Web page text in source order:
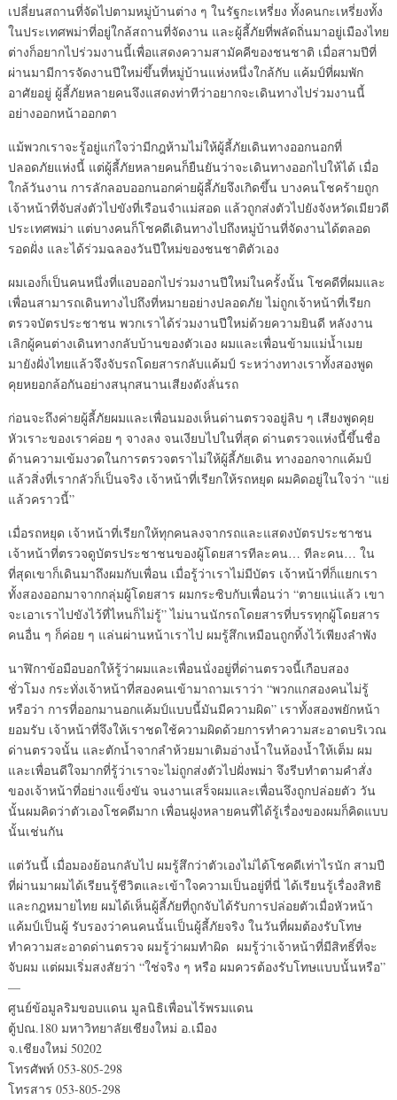
เปลี่ยนสถานที่จัดไปตามหมู่บ้านต่าง ๆ ในรัฐกะเหรี่ยง ทั้งคนกะเหรี่ยงทั้ง
ในประเทศพม่าที่อยู่ใกล้สถานที่จัดงาน และผู้ลี้ภัยที่พลัดถิ่นมาอยู่เมืองไทย
ต่างก็อยากไปร่วมงานนี้เพื่อแสดงความสามัคคีของชนชาติ เมื่อสามปีที่
ผ่านมามีการจัดงานปีใหม่ขึ้นที่หมู่บ้านแห่งหนึ่งใกล้กับ แค้มป์ที่ผมพัก
อาศัยอยู่ ผู้ลี้ภัยหลายคนจึงแสดงท่าทีว่าอยากจะเดินทางไปร่วมงานนี้
อย่างออกหน้าออกตา
แม้พวกเราจะรู้อยู่แก่ใจว่ามีกฎห้ามไม่ให้ผู้ลี้ภัยเดินทางออกนอกที่
ปลอดภัยแห่งนี้ แต่ผู้ลี้ภัยหลายคนก็ยืนยันว่าจะเดินทางออกไปให้ได้ เมื่อ
ใกล้วันงาน การลักลอบออกนอกค่ายผู้ลี้ภัยจึงเกิดขึ้น บางคนโชคร้ายถูก
เจ้าหน้าที่จับส่งตัวไปขังที่เรือนจำแม่สอด แล้วถูกส่งตัวไปยังจังหวัดเมียวดี
ประเทศพม่า แต่บางคนก็โชคดีเดินทางไปถึงหมู่บ้านที่จัดงานได้ตลอด
รอดฝั่ง และได้ร่วมฉลองวันปีใหม่ของชนชาติตัวเอง
ผมเองก็เป็นคนหนึ่งที่แอบออกไปร่วมงานปีใหม่ในครั้งนั้น โชคดีที่ผมและ
เพื่อนสามารถเดินทางไปถึงที่หมายอย่างปลอดภัย ไม่ถูกเจ้าหน้าที่เรียก
ตรวจบัตรประชาชน พวกเราได้ร่วมงานปีใหม่ด้วยความยินดี หลังงาน
เลิกผู้คนต่างเดินทางกลับบ้านของตัวเอง ผมและเพื่อนข้ามแม่น้ำเมย
มายังฝั่งไทยแล้วจึงจับรถโดยสารกลับแค้มป์ ระหว่างทางเราทั้งสองพูด
คุยหยอกล้อกันอย่างสนุกสนานเสียงดังลั่นรถ
ก่อนจะถึงค่ายผู้ลี้ภัยผมและเพื่อนมองเห็นด่านตรวจอยู่ลิบ ๆ เสียงพูดคุย
หัวเราะของเราค่อย ๆ จางลง จนเงียบไปในที่สุด ด่านตรวจแห่งนี้ขึ้นชื่อ
ด้านความเข้มงวดในการตรวจตราไม่ให้ผู้ลี้ภัยเดิน ทางออกจากแค้มป์
แล้วสิ่งที่เรากลัวก็เป็นจริง เจ้าหน้าที่เรียกให้รถหยุด ผมคิดอยู่ในใจว่า “แย่
แล้วคราวนี้”
เมื่อรถหยุด เจ้าหน้าที่เรียกให้ทุกคนลงจากรถและแสดงบัตรประชาชน
เจ้าหน้าที่ตรวจดูบัตรประชาชนของผู้โดยสารทีละคน… ทีละคน… ใน
ที่สุดเขาก็เดินมาถึงผมกับเพื่อน เมื่อรู้ว่าเราไม่มีบัตร เจ้าหน้าที่ก็แยกเรา
ทั้งสองออกมาจากกลุ่มผู้โดยสาร ผมกระซิบกับเพื่อนว่า “ตายแน่แล้ว เขา
จะเอาเราไปขังไว้ที่ไหนก็ไม่รู้” ไม่นานนักรถโดยสารที่บรรทุกผู้โดยสาร
คนอื่น ๆ ก็ค่อย ๆ แล่นผ่านหน้าเราไป ผมรู้สึกเหมือนถูกทิ้งไว้เพียงลำพัง
นาฬิกาข้อมือบอกให้รู้ว่าผมและเพื่อนนั่งอยู่ที่ด่านตรวจนี้เกือบสอง
ชั่วโมง กระทั่งเจ้าหน้าที่สองคนเข้ามาถามเราว่า “พวกแกสองคนไม่รู้
หรือว่า การที่ออกมานอกแค้มป์แบบนี้มันมีความผิด” เราทั้งสองพยักหน้า
ยอมรับ เจ้าหน้าที่จึงให้เราชดใช้ความผิดด้วยการทำความสะอาดบริเวณ
ด่านตรวจนั้น และตักน้ำจากลำห้วยมาเติมอ่างน้ำในห้องน้ำให้เต็ม ผม
และเพื่อนดีใจมากที่รู้ว่าเราจะไม่ถูกส่งตัวไปฝั่งพม่า จึงรีบทำตามคำสั่ง
ของเจ้าหน้าที่อย่างแข็งขัน จนงานเสร็จผมและเพื่อนจึงถูกปล่อยตัว วัน
นั้นผมคิดว่าตัวเองโชคดีมาก เพื่อนฝูงหลายคนที่ได้รู้เรื่องของผมก็คิดแบบ
นั้นเช่นกัน
แต่วันนี้ เมื่อมองย้อนกลับไป ผมรู้สึกว่าตัวเองไม่ได้โชคดีเท่าไรนัก สามปี
ที่ผ่านมาผมได้เรียนรู้ชีวิตและเข้าใจความเป็นอยู่ที่นี่ ได้เรียนรู้เรื่องสิทธิ
และกฎหมายไทย ผมได้เห็นผู้ลี้ภัยที่ถูกจับได้รับการปล่อยตัวเมื่อหัวหน้า
แค้มป์เป็นผู้ รับรองว่าคนคนนั้นเป็นผู้ลี้ภัยจริง ในวันที่ผมต้องรับโทษ
ทำความสะอาดด่านตรวจ ผมรู้ว่าผมทำผิด ผมรู้ว่าเจ้าหน้าที่มีสิทธิ์ที่จะ
จับผม แต่ผมเริ่มสงสัยว่า “ใช่จริง ๆ หรือ ผมควรต้องรับโทษแบบนั้นหรือ”
—
ศูนย์ข้อมูลริมขอบแดน มูลนิธิเพื่อนไร้พรมแดน
ตู้ปณ.180 มหาวิทยาลัยเชียงใหม่ อ.เมือง
จ.เชียงใหม่ 50202
โทรศัพท์ 053-805-298
โทรสาร 053-805-298